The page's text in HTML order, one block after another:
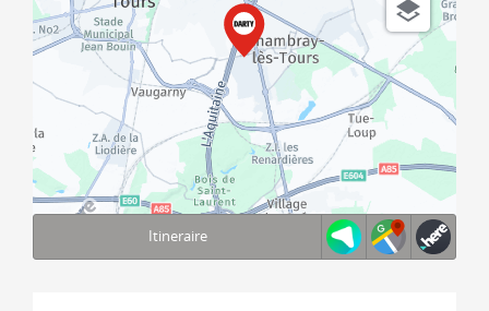
© 1987–2026 HERE, IGN
Itineraire